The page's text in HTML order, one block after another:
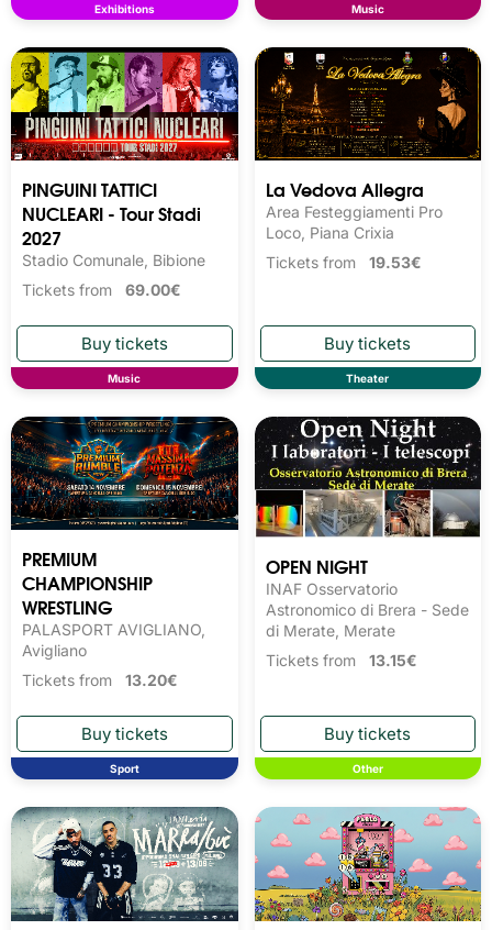
Exhibitions Music
PINGUINI TATTICI
NUCLEARI - Tour Stadi
2027
Stadio Comunale, Bibione
Tickets from 69.00€
Music
La Vedova Allegra
Area Festeggiamenti Pro
Loco, Piana Crixia
Tickets from 19.53€
Theater
PREMIUM
CHAMPIONSHIP
WRESTLING
PALASPORT AVIGLIANO,
Avigliano
Tickets from 13.20€
Sport
OPEN NIGHT
INAF Osservatorio
Astronomico di Brera - Sede
di Merate, Merate
Tickets from 13.15€
Other